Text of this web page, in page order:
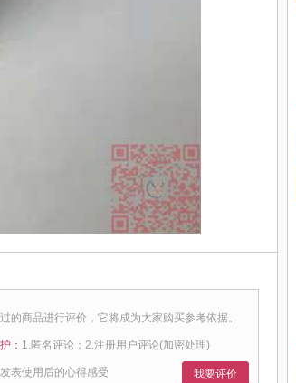
的商品进行评价，它将成为大家购买参考依据。
： 1.匿名评论；2.注册用户评论(加密处理)
表使用后的心得感受 我要评价